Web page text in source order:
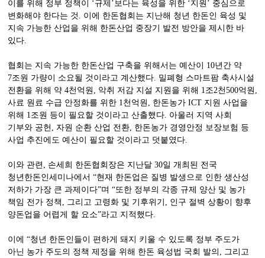
이를 위해 정부 정책이 ‘규제’보다는 육성을 위한 ‘지원’ 중심으로
변화해야 한다는 것. 이에 한돈협회는 지난해 청년 한돈인 육성 및
지속 가능한 산업을 위해 한돈산업 중장기 발전 방안을 제시한 바
있다.
협회는 지속 가능한 한돈산업 구축을 위해서는 예산이 10년간 약
7조원 가량이 소요될 것이라고 계산했다. 밀폐형 스마트팜 축사시설
전환을 위해 약 4천억원, 악취 저감 지설 지원을 위해 1조2천500억원,
사료 원료 수급 안정화를 위한 1천억원, 한돈농가 ICT 지원 사업을
위해 1조원 등이 필요할 것이라고 산출했다. 아울러 지역 사회
기부와 공헌, 자원 순환 산업 전환, 한돈농가 경영안정 보장보험 등
사업 추진에도 예산이 필요할 것이라고 덧붙였다.
이와 관련, 손세희 한돈협회장은 지난달 30일 개최된 전국
청년한돈인세미나에서 “현재 한돈업은 질병 발생으로 인한 생산성
저하가 가장 큰 과제이다”며 “또한 정부의 각종 규제 양산 및 농가
책임 전가 정책, 그리고 고령화 및 기후위기, 인구 절벽 상황이 향후
양돈업을 어렵게 할 요소”라고 지적했다.
이에 “청년 한돈인들이 편하게 돼지 키울 수 있도록 정부 주도가
아닌 농가 주도의 정책 제정을 위해 한돈 육성법 국회 발의, 그리고